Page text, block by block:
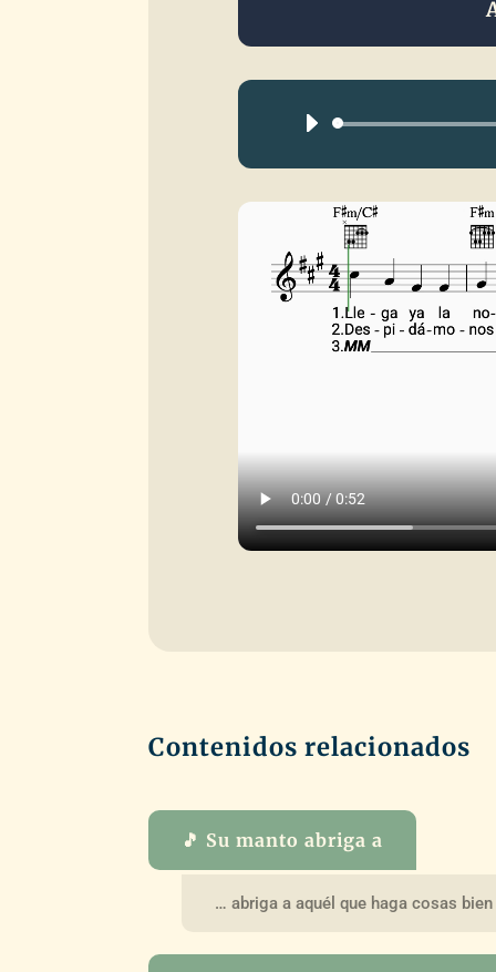
Contenidos relacionados
🎵 Su manto abriga a
… abriga a aquél que haga cosas bien